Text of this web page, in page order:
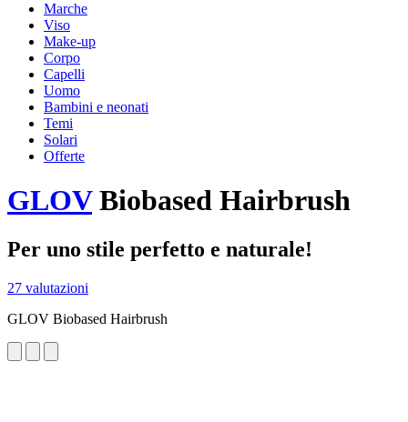
Marche
Viso
Make-up
Corpo
Capelli
Uomo
Bambini e neonati
Temi
Solari
Offerte
GLOVBiobased Hairbrush
Per uno stile perfetto e naturale!
27 valutazioni
GLOV Biobased Hairbrush